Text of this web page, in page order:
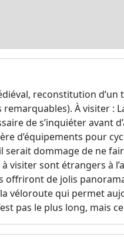
reconstitution
À visiter :
de s’inquiéter avant
d’équipements pour
dommage de ne
visiter sont étrangers à
offriront de jolis
véloroute qui permet
pas le plus long, mais